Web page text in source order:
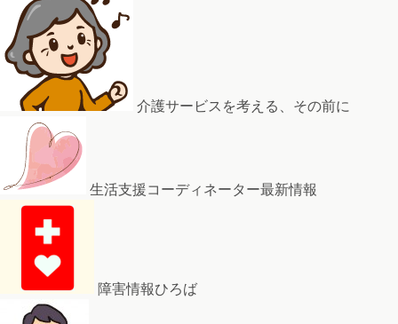
介護サービスを考える、その前に
生活支援コーディネーター最新情報
障害情報ひろば